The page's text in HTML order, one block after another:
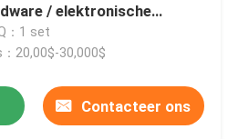
/ elektronische
：1 set
：20,00$-30,000$
Contacteer ons